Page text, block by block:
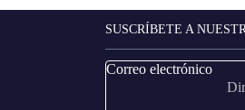
SUSCRÍBETE A
Correo electrónico